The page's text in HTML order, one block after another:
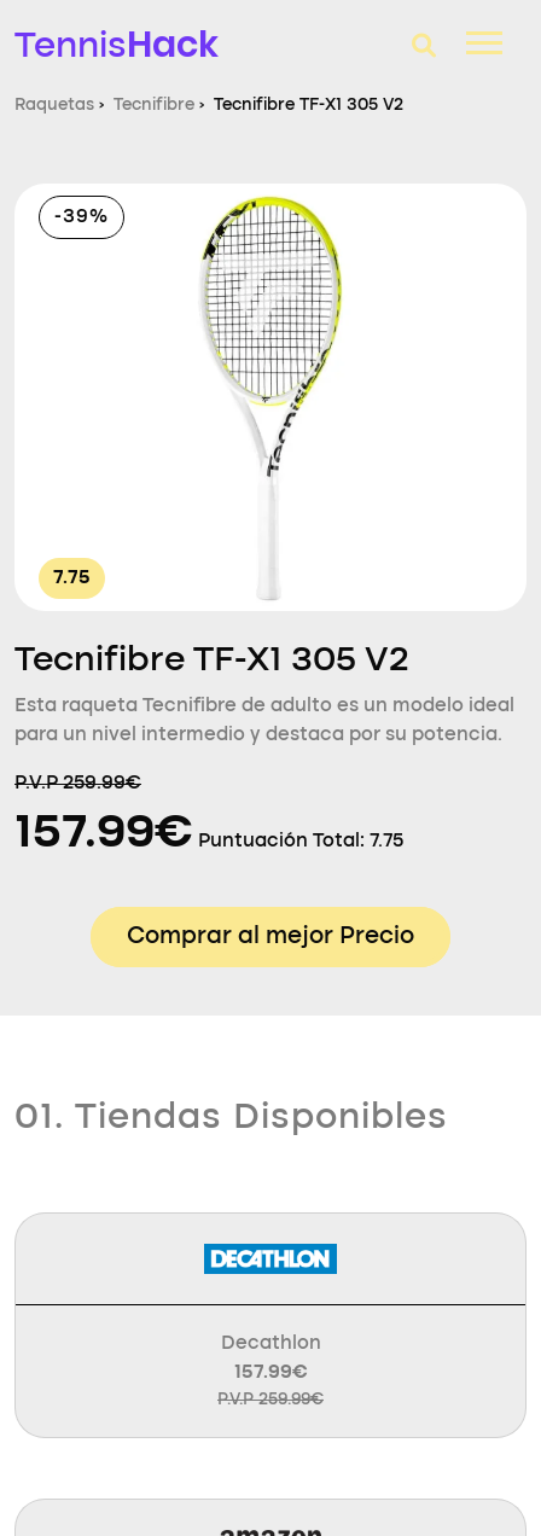
TennisHack
Raquetas de tenis
Zapatillas
Comparador
Consultorio
Raquetas › Tecnifibre › Tecnifibre TF-X1 305 V2
-39%
7.75
Tecnifibre TF-X1 305 V2
Esta raqueta Tecnifibre de adulto es un modelo ideal
para un nivel intermedio y destaca por su potencia.
P.V.P 259.99€
157.99€ Puntuación Total: 7.75
Comprar al mejor Precio
01. Tiendas Disponibles
Decathlon
157.99€
P.V.P 259.99€